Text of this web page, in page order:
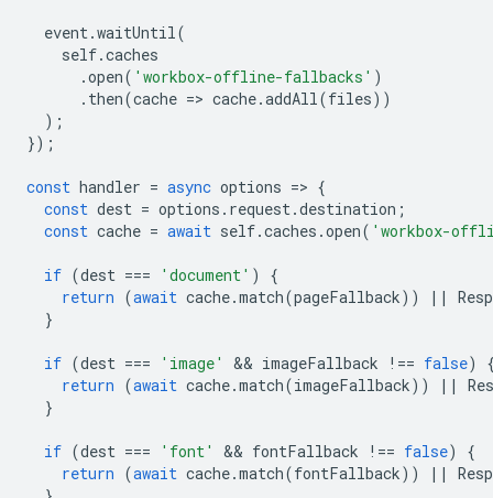
event.waitUntil(
self.caches
.open( 'workbox-offline-fallbacks' )
. then(cache => cache.addAll(files))
);
});
const handler = async options => {
const dest = options . request.destination ;
const cache = await self.caches .open( 'workbox-
if (dest === 'document' )
{
return (await cache.match(pageFallback)) ||
}
if (dest === 'image' && imageFallback !== false)
return (await cache.match(imageFallback)) ||
}
if (dest === 'font' && fontFallback !== false)
{
return (await cache.match(fontFallback)) ||